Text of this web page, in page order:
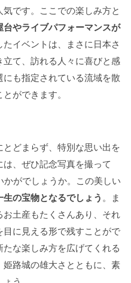
です。ここでの楽しみ方と
やライブパフォーマンスが
たイベントは、まさに日本さ
て、訪れる人々に喜びと感
も指定されている流域を散
ができます。
どまらず、特別な思い出を
、ぜひ記念写真を撮って
がでしょうか。この美しい
生の宝物となるでしょう 。ま
土産もたくさんあり、それ
に見える形で残すことがで
な楽しみ方を広げてくれる
路城の雄大さとともに、素